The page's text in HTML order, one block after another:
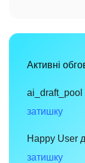
Активні
ai_draft_pool
затишку
Happy User
затишку